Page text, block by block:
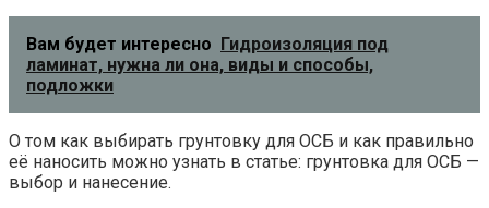
Вам будет интересно Гидроизоляция под
ламинат, нужна ли она, виды и способы,
подложки
О том как выбирать грунтовку для ОСБ и как правильно
её наносить можно узнать в статье: грунтовка для ОСБ —
выбор и нанесение.